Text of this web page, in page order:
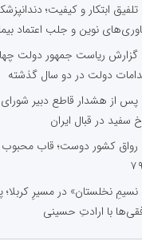
تلفیق ابتکار و کیفیت؛
نوین و جلب اعتماد
گزارش ریاست جمهور دولت
دولت در دو سال گذشته
پس از هشدار قاطع دبیر
سفید در قبال ایران
رواق کشور دوست؛ قاب محبوب
نسیمِ نخلستان» در مسیرِ
با ارادتِ حسینی